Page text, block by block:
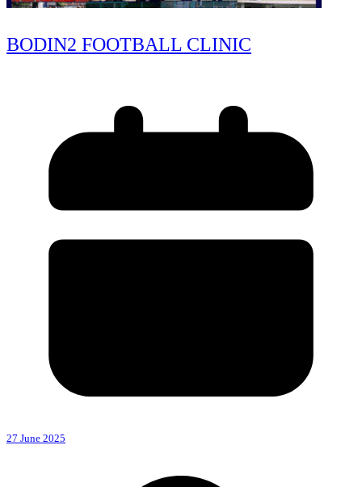
BODIN2 FOOTBALL CLINIC
27 June 2025